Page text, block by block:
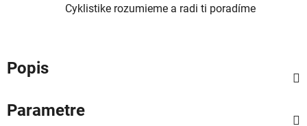
Cyklistike rozumieme a radi ti poradíme
Popis
Parametre